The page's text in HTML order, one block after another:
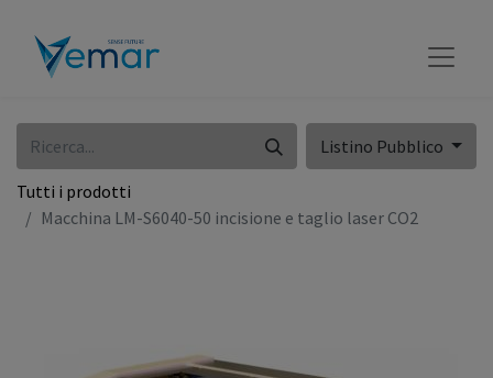
Listino Pubblico
Tutti i prodotti
Macchina LM-S6040-50 incisione e taglio laser CO2